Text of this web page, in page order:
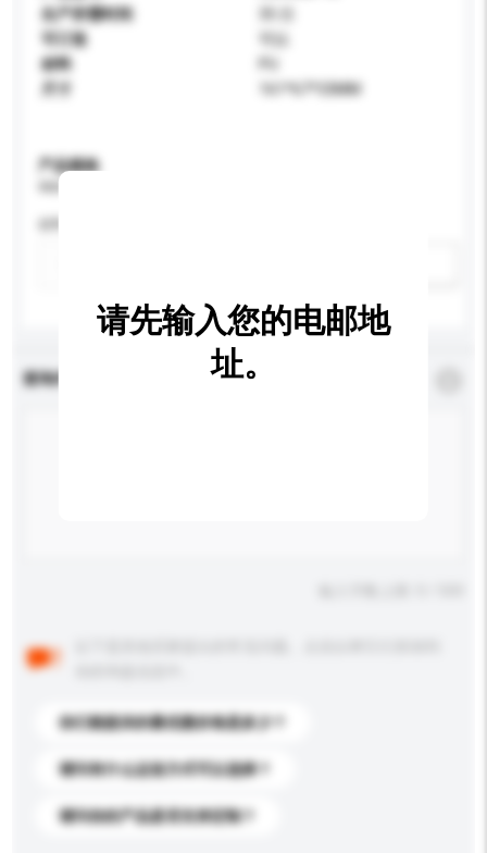
生产所需时间
可订造
可以
材料
161*67*33MM
产品规格
查询内容
你们能提供的最优惠价格是多少？
请问有什么运送方式可以选择？
请问你的产品是否支持定制？
请先输入您的电邮地
址。